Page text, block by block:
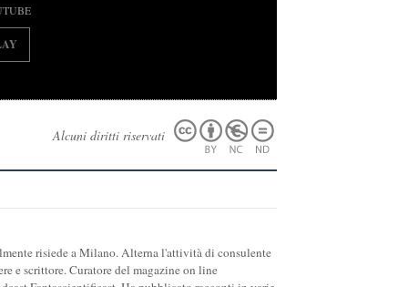
Alcuni diritti riservati
risiede a Milano. Alterna l'attività di consulente
e scrittore. Curatore del magazine on line